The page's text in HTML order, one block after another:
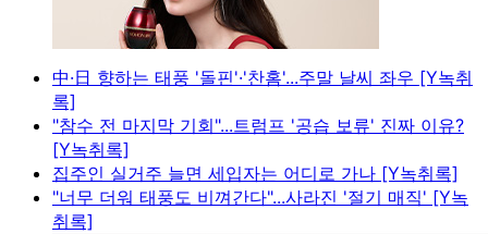
中·日 향하는 태풍 '돌핀'·'찬홈'...주말 날씨 좌우 [Y녹취
록]
"참수 전 마지막 기회"...트럼프 '공습 보류' 진짜 이유?
[Y녹취록]
집주인 실거주 늘면 세입자는 어디로 가나 [Y녹취록]
"너무 더워 태풍도 비껴간다"...사라진 '절기 매직' [Y녹
취록]